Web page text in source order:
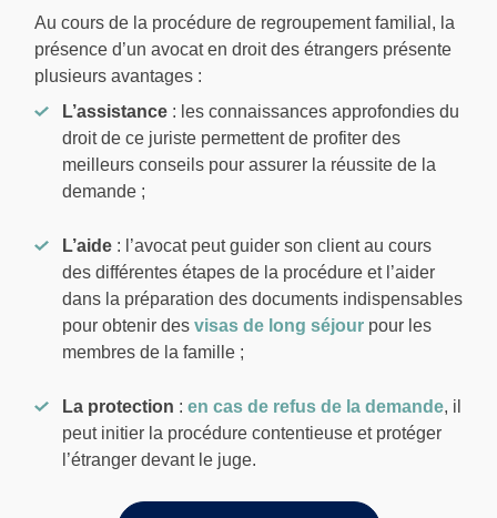
Au cours de la procédure de regroupement familial, la
présence d’un avocat en droit des étrangers présente
plusieurs avantages :
L’assistance : les connaissances approfondies du
droit de ce juriste permettent de profiter des
meilleurs conseils pour assurer la réussite de la
demande ;
L’aide : l’avocat peut guider son client au cours
des différentes étapes de la procédure et l’aider
dans la préparation des documents indispensables
pour obtenir des visas de long séjour pour les
membres de la famille ;
La protection : en cas de refus de la demande, il
peut initier la procédure contentieuse et protéger
l’étranger devant le juge.